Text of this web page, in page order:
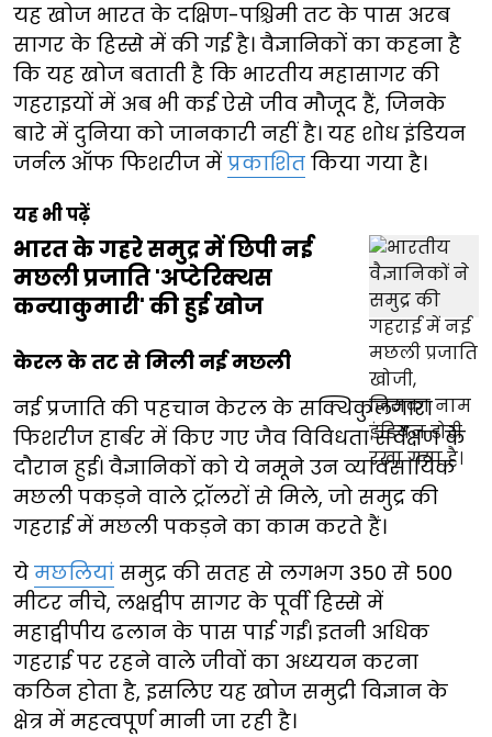
यह खोज भारत के दक्षिण-पश्चिमी तट के पास अरब
सागर के हिस्से में की गई है। वैज्ञानिकों का कहना है
कि यह खोज बताती है कि भारतीय महासागर की
गहराइयों में अब भी कई ऐसे जीव मौजूद हैं, जिनके
बारे में दुनिया को जानकारी नहीं है। यह शोध इंडियन
जर्नल ऑफ फिशरीज में प्रकाशित किया गया है।
यह भी पढ़ें
भारत के गहरे समुद्र में छिपी नई
मछली प्रजाति 'अप्टेरिक्थस
कन्याकुमारी' की हुई खोज
केरल के तट से मिली नई मछली
नई प्रजाति की पहचान केरल के सक्थिकुलंगारा
फिशरीज हार्बर में किए गए जैव विविधता सर्वेक्षण के
दौरान हुई। वैज्ञानिकों को ये नमूने उन व्यावसायिक
मछली पकड़ने वाले ट्रॉलरों से मिले, जो समुद्र की
गहराई में मछली पकड़ने का काम करते हैं।
ये मछलियां समुद्र की सतह से लगभग 350 से 500
मीटर नीचे, लक्षद्वीप सागर के पूर्वी हिस्से में
महाद्वीपीय ढलान के पास पाई गईं। इतनी अधिक
गहराई पर रहने वाले जीवों का अध्ययन करना
कठिन होता है, इसलिए यह खोज समुद्री विज्ञान के
क्षेत्र में महत्वपूर्ण मानी जा रही है।